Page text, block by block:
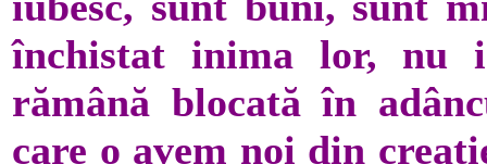
închistat inima lor, nu
rămână blocată în
care o avem noi din